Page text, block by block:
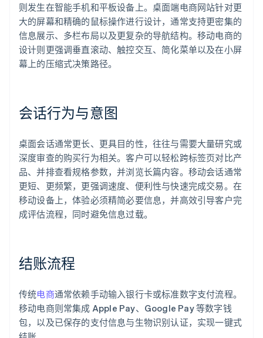
则发生在智能手机和平板设备上。桌面端电商网站针对更
大的屏幕和精确的鼠标操作进行设计，通常支持更密集的
信息展示、多栏布局以及更复杂的导航结构。移动电商的
设计则更强调垂直滚动、触控交互、简化菜单以及在小屏
幕上的压缩式决策路径。
会话行为与意图
桌面会话通常更长、更具目的性，往往与需要大量研究或
深度审查的购买行为相关。客户可以轻松跨标签页对比产
品、并排查看规格参数，并浏览长篇内容。移动会话通常
更短、更频繁，更强调速度、便利性与快速完成交易。在
移动设备上，体验必须精简必要信息，并高效引导客户完
成评估流程，同时避免信息过载。
结账流程
传统电商通常依赖手动输入银行卡或标准数字支付流程。
移动电商则常集成 Apple Pay、Google Pay 等数字钱
包，以及已保存的支付信息与生物识别认证，实现一键式